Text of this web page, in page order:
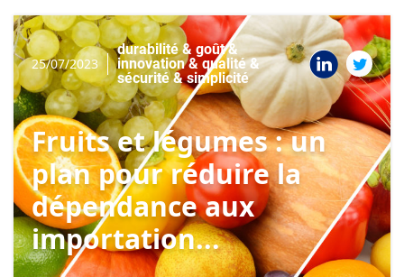
25/07/2023
durabilité & goût &
innovation & qualité &
sécurité & simplicité
Fruits et légumes : un
plan pour réduire la
dépendance aux
importation...